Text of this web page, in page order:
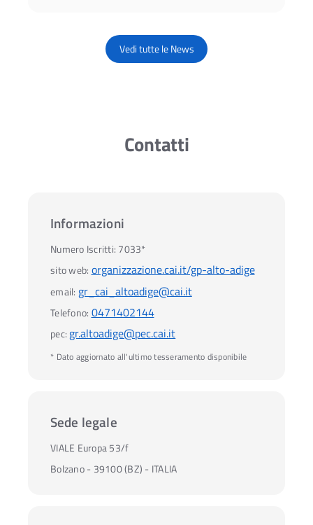
Vedi tutte le News
Contatti
Informazioni
sito web: organizzazione.cai.it/gp-alto-adige
email: gr_cai_altoadige@cai.it
Telefono: 0471402144
pec:gr.altoadige@pec.cai.it
Numero Iscritti: 7033*
* Dato aggiornato all'ultimo tesseramento disponibile
Sede legale
VIALE Europa 53/f
Bolzano - 39100 (BZ) - ITALIA